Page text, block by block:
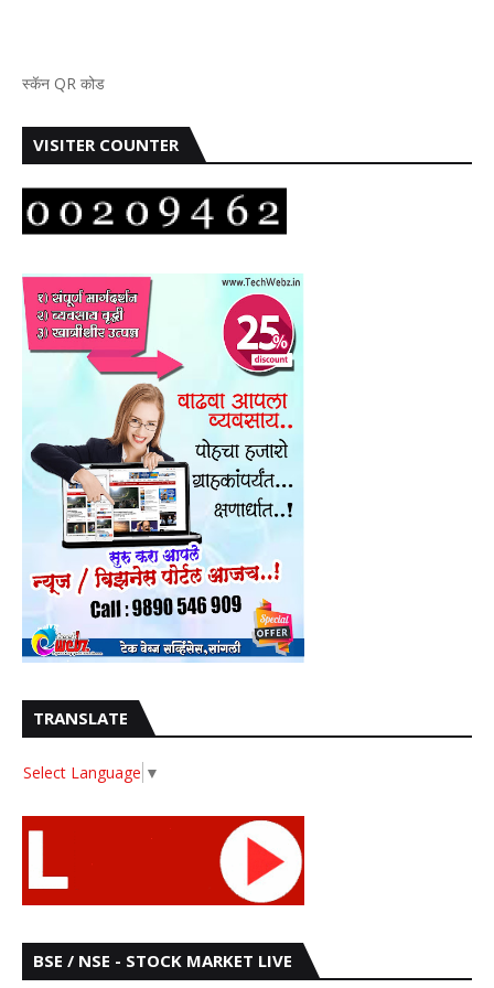
स्कॅन QR कोड
VISITER COUNTER
TRANSLATE
Select Language ▼
BSE / NSE - STOCK MARKET LIVE